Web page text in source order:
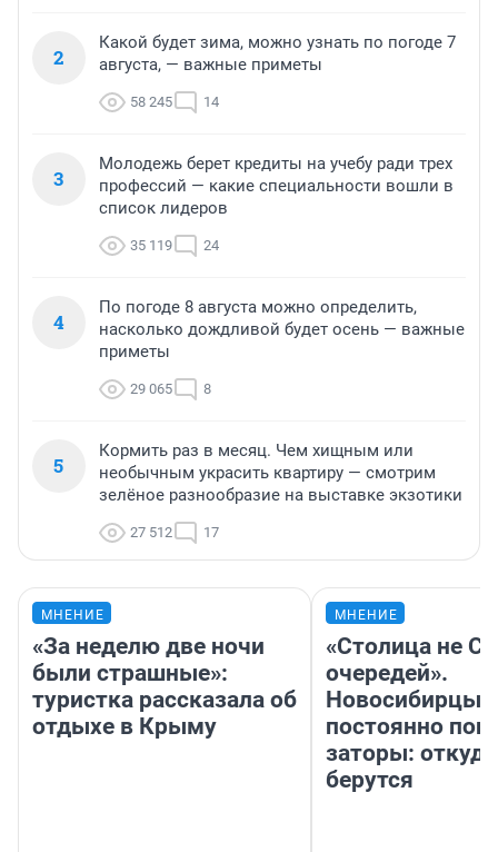
2
Какой будет зима, можно узнать по погоде 7
августа, — важные приметы
58 245 14
3
Молодежь берет кредиты на учебу ради трех
профессий — какие специальности вошли в
список лидеров
35 119 24
4
По погоде 8 августа можно определить,
насколько дождливой будет осень — важные
приметы
29 065 8
5
Кормить раз в месяц. Чем хищным или
необычным украсить квартиру — смотрим
зелёное разнообразие на выставке экзотики
27 512 17
МНЕНИЕ
«За неделю две ночи
были страшные»:
туристка рассказала об
отдыхе в Крыму
МНЕНИЕ
«Столица не
очередей».
Новосибирцы
постоянно
заторы:
берутся